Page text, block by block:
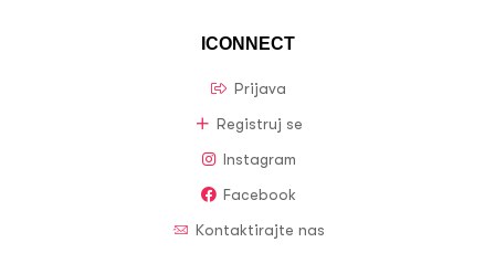
ICONNECT
Prijava
Registruj se
Instagram
Facebook
Kontaktirajte nas